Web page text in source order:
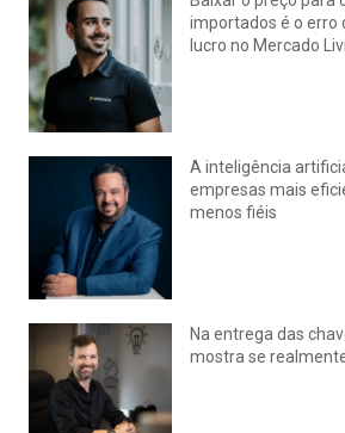
importados é o erro
lucro no Mercado
A inteligência
empresas mais
menos fiéis
Na entrega das
mostra se